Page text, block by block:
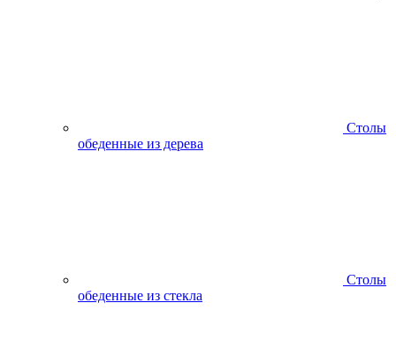
Столы
обеденные из дерева
Столы
обеденные из стекла